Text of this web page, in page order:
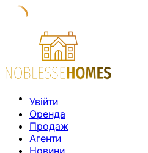
Увійти
Оренда
Продаж
Агенти
Новини